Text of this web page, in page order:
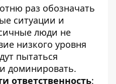
раз обозначать
ситуации и
люди не
низкого уровня
пытаться
доминировать.
ответственность: